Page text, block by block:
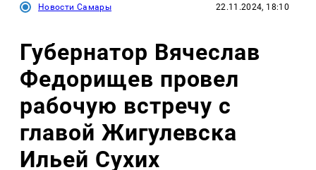
Новости Самары 22.11.2024, 18:10
Губернатор Вячеслав
Федорищев провел
рабочую встречу с
главой Жигулевска
Ильей Сухих